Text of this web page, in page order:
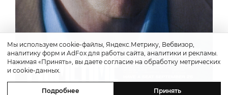
Мы используем cookie-файлы, Яндекс.Метрику, Вебвизор,
аналитику форм и AdFox для работы сайта, аналитики и рекламы.
Нажимая «Принять», вы даете согласие на обработку метрических
и cookie-данных.
Подробнее Принять